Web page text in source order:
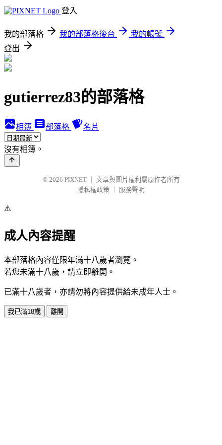
登入
我的部落格 我的部落格後台
我的帳號
登出
gutierrez83的部落格
相簿 部落格 名片
沒有相簿。
© 2026 PIXNET
文章與圖片權利屬原作者所有
隱私權政策
服務聲明
⚠️
成人內容提醒
本部落格內容僅限年滿十八歲者瀏覽。
若您未滿十八歲，請立即離開。
已滿十八歲者，亦請勿將內容提供給未成年人士。
我已滿18歲 離開